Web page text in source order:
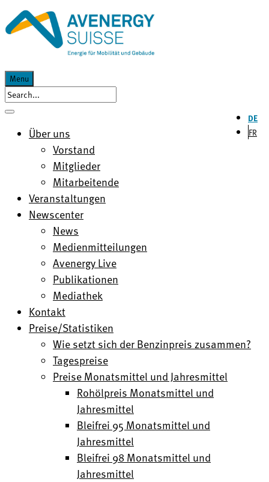
Menu
DE
FR
Über uns
Vorstand
Mitglieder
Mitarbeitende
Veranstaltungen
Newscenter
News
Medienmitteilungen
Avenergy Live
Publikationen
Mediathek
Kontakt
Preise/Statistiken
Wie setzt sich der Benzinpreis zusammen?
Tagespreise
Preise Monatsmittel und Jahresmittel
Rohölpreis Monatsmittel und
Jahresmittel
Bleifrei 95 Monatsmittel und
Jahresmittel
Bleifrei 98 Monatsmittel und
Jahresmittel